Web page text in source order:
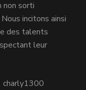
non sorti
incitons ainsi
des talents
leur
charly1300